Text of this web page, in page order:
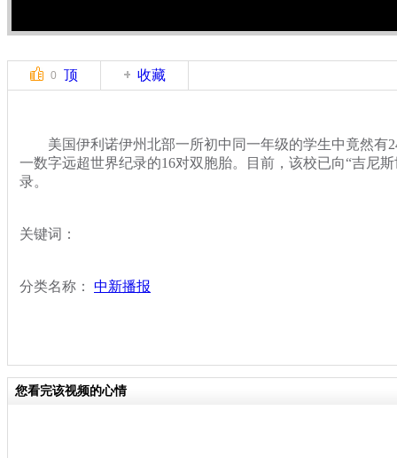
0 顶 收藏
美国伊利诺伊州北部一所初中同一年级的学生中竟然有
一数字远超世界纪录的16对双胞胎。目前，该校已向“吉尼
录。
关键词：
分类名称： 中新播报
您看完该视频的心情